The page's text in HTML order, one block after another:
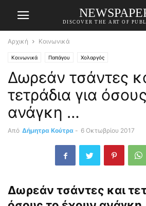
DISCOVER THE ART OF
Αρχική Κοινωνικά
Κοινωνικά Παπάγου Χολαργός
Δωρεάν τσάντες
τετράδια για
ανάγκη …
Από Δήμητρα Κούτρα - 6 Οκτωβρίου 2017
Δωρεάν τσάντες και